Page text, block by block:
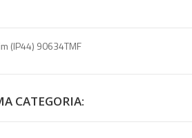
(IP44) 90634TMF
CATEGORIA: